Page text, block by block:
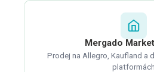
Mergado
Prodej na Allegro, Kaufland a
platformách